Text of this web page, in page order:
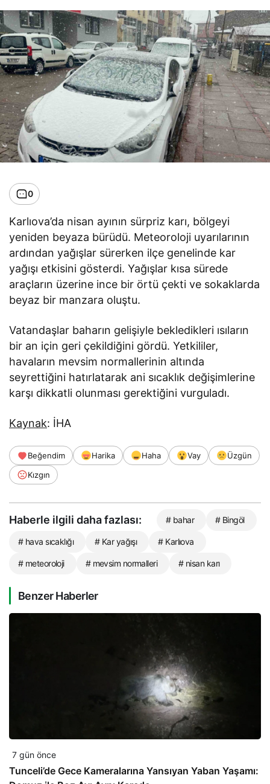
0
Karlıova’da nisan ayının sürpriz karı, bölgeyi
yeniden beyaza bürüdü. Meteoroloji uyarılarının
ardından yağışlar sürerken ilçe genelinde kar
yağışı etkisini gösterdi. Yağışlar kısa sürede
araçların üzerine ince bir örtü çekti ve sokaklarda
beyaz bir manzara oluştu.
Vatandaşlar baharın gelişiyle bekledikleri ısıların
bir an için geri çekildiğini gördü. Yetkililer,
havaların mevsim normallerinin altında
seyrettiğini hatırlatarak ani sıcaklık değişimlerine
karşı dikkatli olunması gerektiğini vurguladı.
Kaynak: İHA
Beğendim Harika Haha Vay
Üzgün
Kızgın
Haberle ilgili daha fazlası: # bahar # Bingöl
# hava sıcaklığı # Kar yağışı # Karlıova
# meteoroloji # mevsim normalleri # nisan karı
Benzer Haberler
7 gün önce
Tunceli’de Gece Kameralarına Yansıyan Yaban Yaşamı: